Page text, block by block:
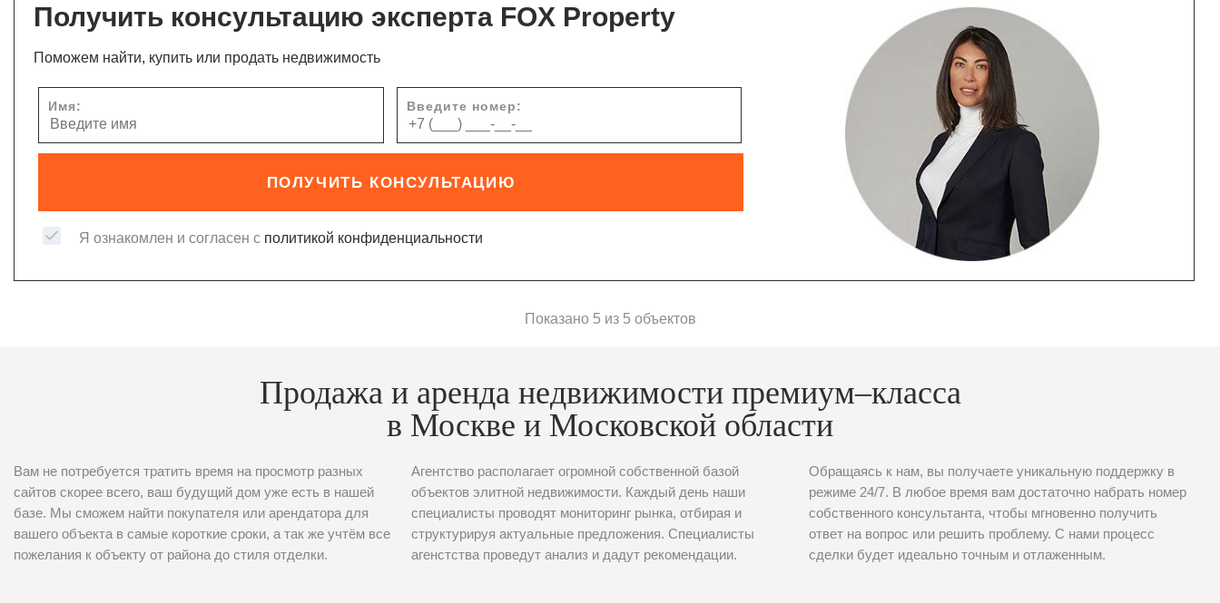
Получить консультацию эксперта FOX Property
Поможем найти, купить или продать недвижимость
Имя: Введите номер:
ПОЛУЧИТЬ КОНСУЛЬТАЦИЮ
Я ознакомлен и согласен с политикой конфиденциальности
Показано 5 из 5 объектов
Продажа и аренда недвижимости премиум–класса
в Москве и Московской области
Вам не потребуется тратить время на просмотр разных
сайтов скорее всего, ваш будущий дом уже есть в нашей
базе. Мы сможем найти покупателя или арендатора для
вашего объекта в самые короткие сроки, а так же учтём все
пожелания к объекту от района до стиля отделки.
Агентство располагает огромной собственной базой
объектов элитной недвижимости. Каждый день наши
специалисты проводят мониторинг рынка, отбирая и
структурируя актуальные предложения. Специалисты
агенстства проведут анализ и дадут рекомендации.
Обращаясь к нам, вы получаете уникальную поддержку в
режиме 24/7. В любое время вам достаточно набрать номер
собственного консультанта, чтобы мгновенно получить
ответ на вопрос или решить проблему. С нами процесс
сделки будет идеально точным и отлаженным.